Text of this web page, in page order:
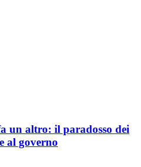
un altro: il paradosso dei
al governo